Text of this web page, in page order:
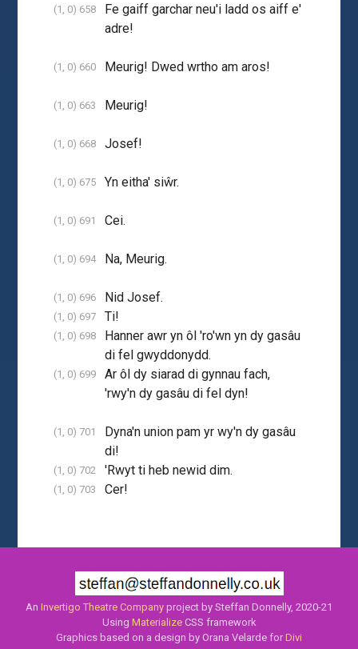
(1, 0) 658
Fe gaiff garchar neu'i ladd os aiff e'
adre!
(1, 0) 660 Meurig! Dwed wrtho am aros!
(1, 0) 663 Meurig!
(1, 0) 668 Josef!
(1, 0) 675 Yn eitha' siŵr.
(1, 0) 691 Cei.
(1, 0) 694 Na, Meurig.
(1, 0) 696 Nid Josef.
(1, 0) 697 Ti!
(1, 0) 698
Hanner awr yn ôl 'ro'wn yn dy gasâu
di fel gwyddonydd.
(1, 0) 699
Ar ôl dy siarad di gynnau fach,
'rwy'n dy gasâu di fel dyn!
(1, 0) 701
Dyna'n union pam yr wy'n dy gasâu
di!
(1, 0) 702 'Rwyt ti heb newid dim.
(1, 0) 703 Cer!
An Invertigo Theatre Company project by Steffan Donnelly, 2020-21
Using MaterializeCSS framework
Graphics based on a design by Orana Velarde forDivi